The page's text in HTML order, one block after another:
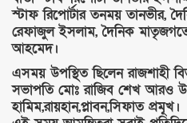
স্টাফ রিপোর্টার তনময় তানভীর,
রেফাজুল ইসলাম, দৈনিক
আহমেদ।
এসময় উপস্থিত ছিলেন রাজশাহী
সভাপতি মোঃ রাজিব শেখ আরও
হামিম,রায়হান,প্লাবন,সিফাত প্রমূখ।